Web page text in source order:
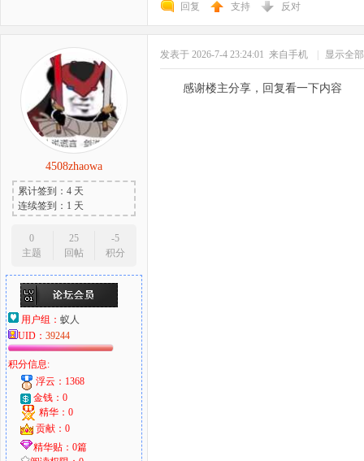
回复 支持 反对
4508zhaowa
累计签到：4 天
连续签到：1 天
0
主题
25
回帖
-5
积分
用户组： 蚁人
UID： 39244
积分信息:
浮云：1368
金钱：0
精华：0
贡献：0
精华贴：0篇
发表于 2026-7-4 23:24:01 来自手机 显示全
感谢楼主分享，回复看一下内容